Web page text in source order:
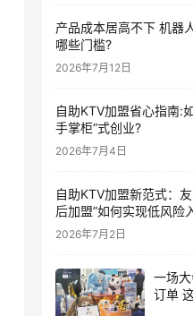
产品成本居高不下 机器
哪些门槛?
2026年7月12日
自助KTV加盟省心指南:
手掌柜”式创业?
2026年7月4日
自助KTV加盟新范式：
后加盟”如何实现低风险
2026年7月2日
一场
订单